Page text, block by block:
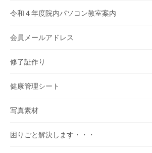
令和４年度院内パソコン教室案内
会員メールアドレス
修了証作り
健康管理シート
写真素材
困りごと解決します・・・